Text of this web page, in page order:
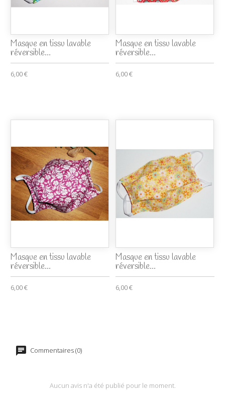
Masque en tissu lavable
réversible...
6,00 €
Masque en tissu lavable
réversible...
6,00 €
Masque en tissu lavable
réversible...
6,00 €
Masque en tissu lavable
réversible...
6,00 €
Commentaires (0)
Aucun avis n'a été publié pour le moment.